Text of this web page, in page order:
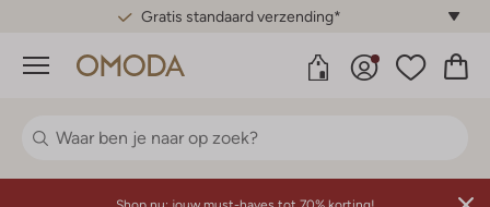
Gratis standaard verzending*
Menu